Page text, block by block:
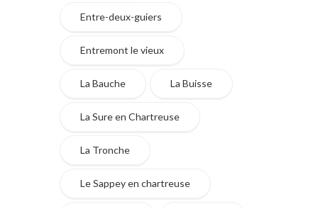
Entre-deux-guiers
Entremont le vieux
La Bauche La Buisse
La Sure en Chartreuse
La Tronche
Le Sappey en chartreuse